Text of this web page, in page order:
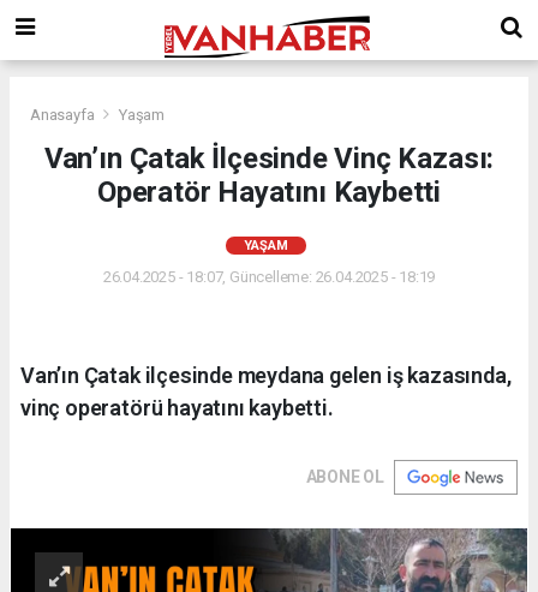
Anasayfa Yaşam
Van’ın Çatak İlçesinde Vinç Kazası:
Operatör Hayatını Kaybetti
YAŞAM
26.04.2025 - 18:07, Güncelleme: 26.04.2025 - 18:19
Van’ın Çatak ilçesinde meydana gelen iş kazasında,
vinç operatörü hayatını kaybetti.
ABONE OL